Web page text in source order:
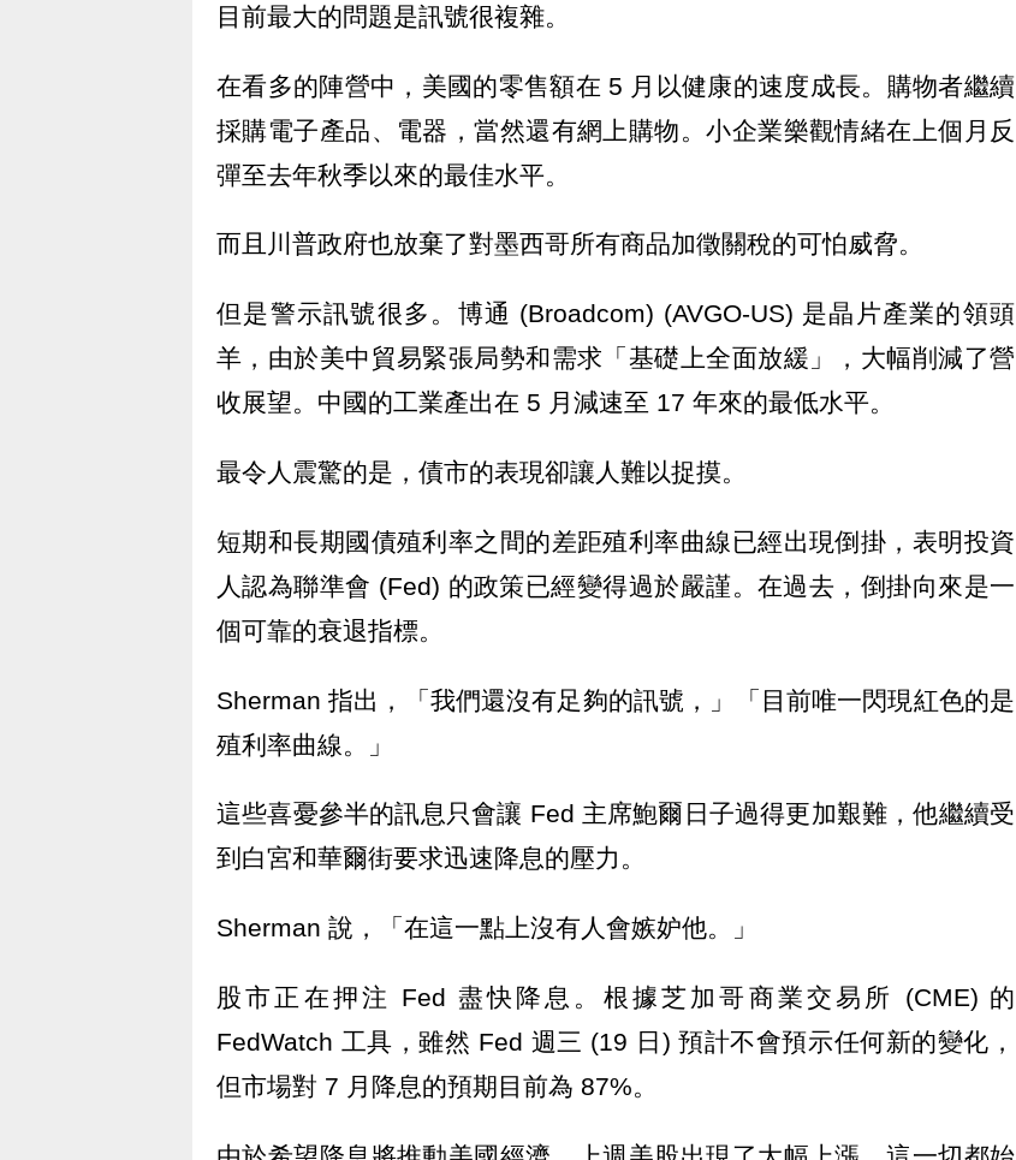
目前最大的問題是訊號很複雜。
在看多的陣營中，美國的零售額在 5 月以健康的速度成長。購物者繼續
採購電子產品、電器，當然還有網上購物。小企業樂觀情緒在上個月反
彈至去年秋季以來的最佳水平。
而且川普政府也放棄了對墨西哥所有商品加徵關稅的可怕威脅。
但是警示訊號很多。博通 (Broadcom) (AVGO-US) 是晶片產業的領頭
羊，由於美中貿易緊張局勢和需求「基礎上全面放緩」，大幅削減了營
收展望。中國的工業產出在 5 月減速至 17 年來的最低水平。
最令人震驚的是，債市的表現卻讓人難以捉摸。
短期和長期國債殖利率之間的差距殖利率曲線已經出現倒掛，表明投資
人認為聯準會 (Fed) 的政策已經變得過於嚴謹。在過去，倒掛向來是一
個可靠的衰退指標。
Sherman 指出，「我們還沒有足夠的訊號，」「目前唯一閃現紅色的是
殖利率曲線。」
這些喜憂參半的訊息只會讓 Fed 主席鮑爾日子過得更加艱難，他繼續受
到白宮和華爾街要求迅速降息的壓力。
Sherman 說，「在這一點上沒有人會嫉妒他。」
股市正在押注 Fed 盡快降息。根據芝加哥商業交易所 (CME) 的
FedWatch 工具，雖然 Fed 週三 (19 日) 預計不會預示任何新的變化，
但市場對 7 月降息的預期目前為 87%。